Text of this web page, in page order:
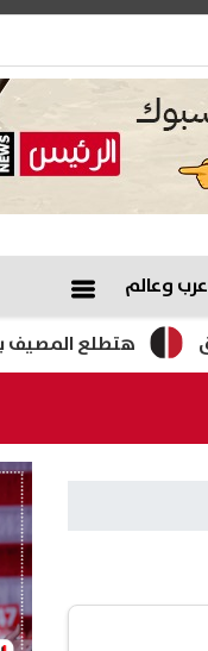
عرب وعالم
هتطلع المصيف براحتك..